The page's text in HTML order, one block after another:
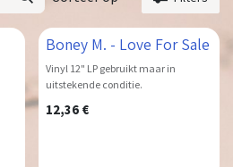
Boney M. - Love For Sale
Vinyl 12" LP gebruikt maar in
uitstekende conditie.
12,36 €